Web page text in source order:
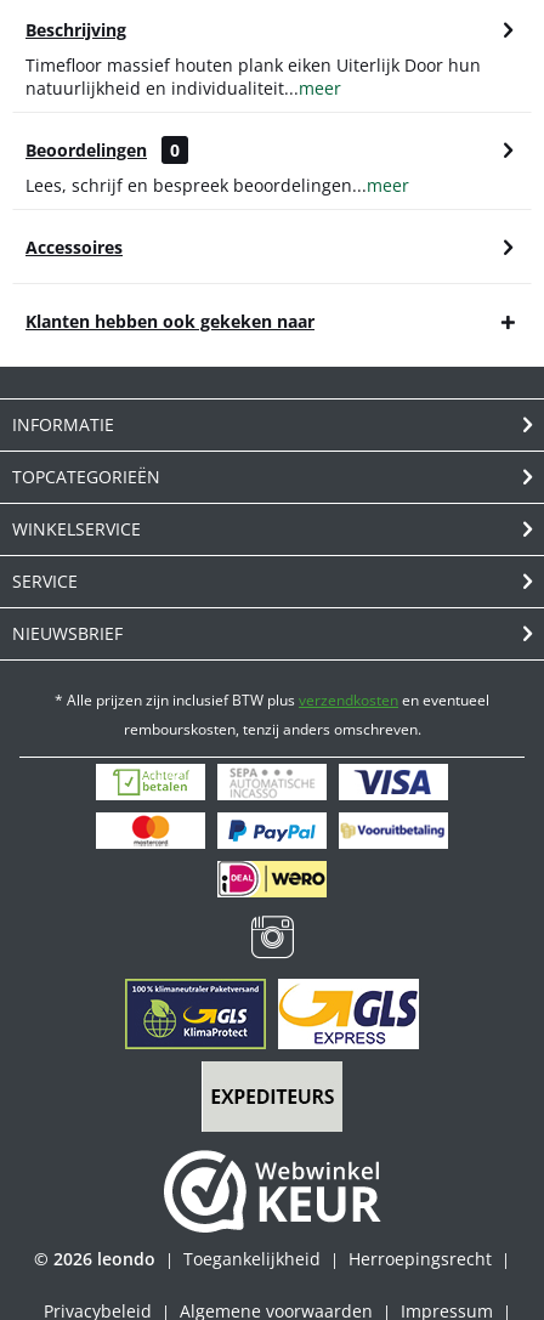
Beschrijving
Timefloor massief houten plank eiken Uiterlijk Door hun
natuurlijkheid en individualiteit...meer
Beoordelingen
0
Lees, schrijf en bespreek beoordelingen...meer
Accessoires
Klanten hebben ook gekeken naar
INFORMATIE
TOPCATEGORIEËN
WINKELSERVICE
SERVICE
NIEUWSBRIEF
* Alle prijzen zijn inclusief BTW plusverzendkostenen eventueel
rembourskosten, tenzij anders omschreven.
© 2026 leondo | Toegankelijkheid | Herroepingsrecht |
Privacybeleid | Algemene voorwaarden | Impressum |